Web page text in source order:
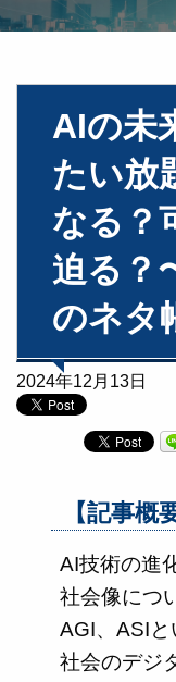
AIの未
たい放
なる？
迫る？
のネタ
2024年12月13日
【記事概
AI技術の進
社会像につ
AGI、ASIと
社会のデジ